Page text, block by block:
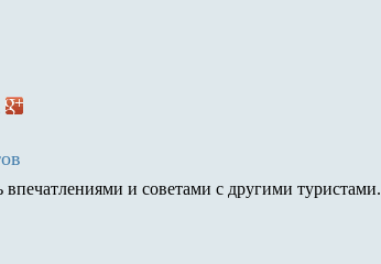
и советами с другими туристами.